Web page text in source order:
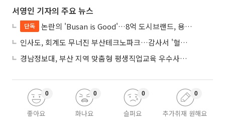
서영인 기자의 주요 뉴스
단독
논란의 'Busan is Good'…8억 도시브랜드, 용산 대통령실 CI 업체가 수행
인사도, 회계도 무너진 부산테크노파크…감사서 '혈세 유용·인사 뒤집기' 적발
경남정보대, 부산 지역 맞춤형 평생직업교육 우수사례로 혁신 주도
좋아요
0
화나요
0
슬퍼요
0
추가취재 원해요
0